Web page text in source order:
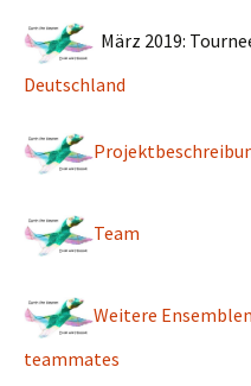
März 2019:
Deutschland
Team
Weitere
teammates